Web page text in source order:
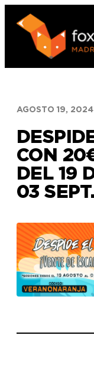
Saltar
contenido
AGOSTO 19, 2024
CON
DEL 19
03 SEPT.